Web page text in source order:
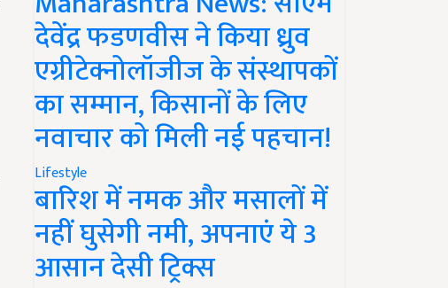
देवेंद्र फडणवीस ने किया ध्रुव
एग्रीटेक्नोलॉजीज के संस्थापकों
का सम्मान, किसानों के लिए
नवाचार को मिली नई पहचान!
Lifestyle
बारिश में नमक और मसालों में
नहीं घुसेगी नमी, अपनाएं ये 3
आसान देसी ट्रिक्स